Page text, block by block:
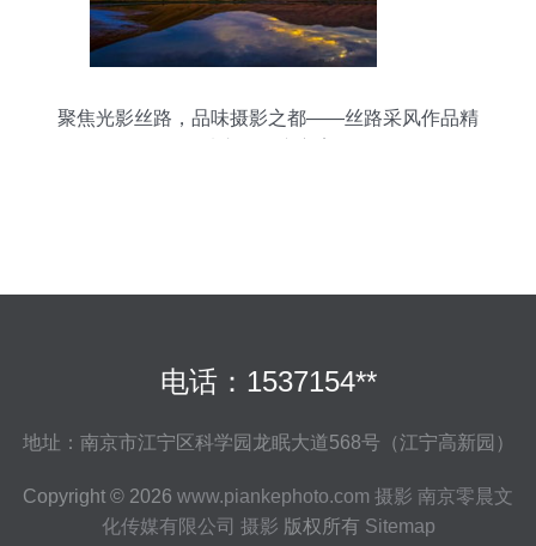
聚焦光影丝路，品味摄影之都——丝路采风作品精
电话：1537154**
地址：南京市江宁区科学园龙眠大道568号（江宁高新园）
Copyright © 2026 www.piankephoto.com 摄影 南京零晨文
化传媒有限公司 摄影 版权所有 Sitemap